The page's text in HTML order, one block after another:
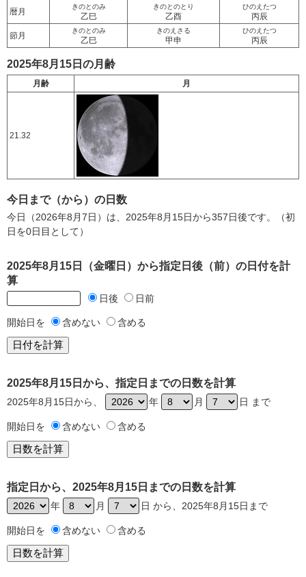
暦月
きのとのみ
乙巳
きのとのとり
乙酉
ひのえたつ
丙辰
節月
きのとのみ
乙巳
きのえさる
甲申
ひのえたつ
丙辰
2025年8月15日の月齢
月齢 月
21.32
今日まで（から）の日数
今日（2026年8月7日）は、2025年8月15日から357日後です。（初
日を0日目として）
2025年8月15日（金曜日）から指定日後（前）の日付を計
算
日後 日前
開始日を 含めない 含める
2025年8月15日から、指定日までの日数を計算
2025年8月15日から、 年 月 日 まで
開始日を 含めない 含める
指定日から、2025年8月15日までの日数を計算
年 月 日 から、2025年8月15日まで
開始日を 含めない 含める